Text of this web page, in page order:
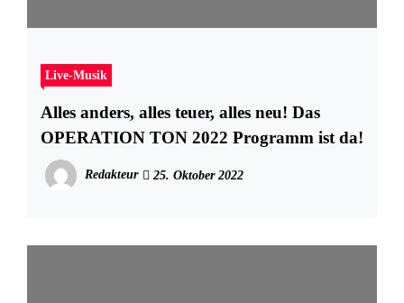
Live-Musik
Alles anders, alles teuer, alles neu! Das
OPERATION TON 2022 Programm ist da!
Redakteur 25. Oktober 2022